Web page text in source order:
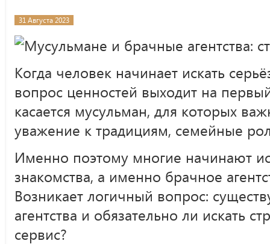
31 Августа 2023
Когда человек начинает искать
вопрос ценностей выходит на
касается мусульман, для которых
уважение к традициям, семейные
Именно поэтому многие начинают
знакомства, а именно брачное
Возникает логичный вопрос:
агентства и обязательно ли искать
сервис?